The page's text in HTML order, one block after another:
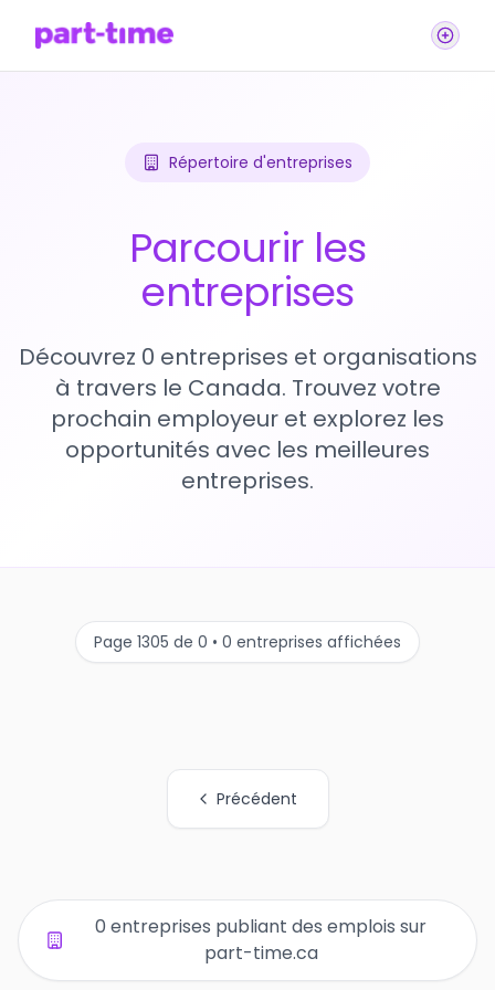
Répertoire d'entreprises
Parcourir les
entreprises
Découvrez 0 entreprises et organisations
à travers le Canada. Trouvez votre
prochain employeur et explorez les
opportunités avec les meilleures
entreprises.
Page 1305 de 0 • 0 entreprises affichées
Précédent
0 entreprises publiant des emplois sur
part-time.ca